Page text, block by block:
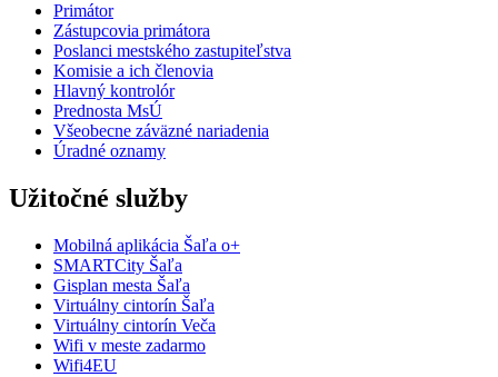
Primátor
Zástupcovia primátora
Poslanci mestského zastupiteľstva
Komisie a ich členovia
Hlavný kontrolór
Prednosta MsÚ
Všeobecne záväzné nariadenia
Úradné oznamy
Užitočné služby
Mobilná aplikácia Šaľa o+
SMARTCity Šaľa
Gisplan mesta Šaľa
Virtuálny cintorín Šaľa
Virtuálny cintorín Veča
Wifi v meste zadarmo
Wifi4EU